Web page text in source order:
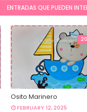
ENTRADAS QUE PUEDEN
Osito Marinero
FEBRUARY 12, 2025